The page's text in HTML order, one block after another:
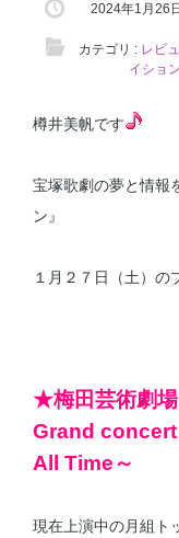
2024年1月26
カテゴリ : レビ
イション
樽井美帆です
宝塚歌劇の夢と情報
ン』
１月２７日（土）の
★梅田芸術劇
Grand concert
All Time～
現在上演中の月組ト